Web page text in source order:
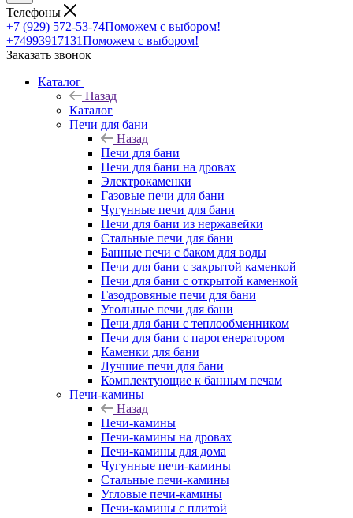
Телефоны
+7 (929) 572-53-74Поможем с выбором!
+74993917131Поможем с выбором!
Заказать звонок
Каталог
Назад
Каталог
Печи для бани
Назад
Печи для бани
Печи для бани на дровах
Электрокаменки
Газовые печи для бани
Чугунные печи для бани
Печи для бани из нержавейки
Стальные печи для бани
Банные печи с баком для воды
Печи для бани с закрытой каменкой
Печи для бани с открытой каменкой
Газодровяные печи для бани
Угольные печи для бани
Печи для бани с теплообменником
Печи для бани с парогенератором
Каменки для бани
Лучшие печи для бани
Комплектующие к банным печам
Печи-камины
Назад
Печи-камины
Печи-камины на дровах
Печи-камины для дома
Чугунные печи-камины
Стальные печи-камины
Угловые печи-камины
Печи-камины с плитой